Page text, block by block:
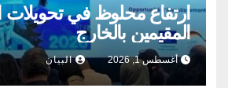
ارتفاع محلوظ في تحويلات
المقيمين بالخارج
أغسطس 1, 2026 البيان